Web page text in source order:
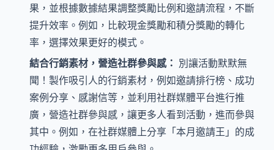
果，並根據數據結果調整獎勵比例和邀請流程，不斷
提升效率。例如，比較現金獎勵和積分獎勵的轉化
率，選擇效果更好的模式。
結合行銷素材，營造社群參與感： 別讓活動默默無
聞！製作吸引人的行銷素材，例如邀請排行榜、成功
案例分享、感謝信等，並利用社群媒體平台進行推
廣，營造社群參與感，讓更多人看到活動，進而參與
其中。例如，在社群媒體上分享「本月邀請王」的成